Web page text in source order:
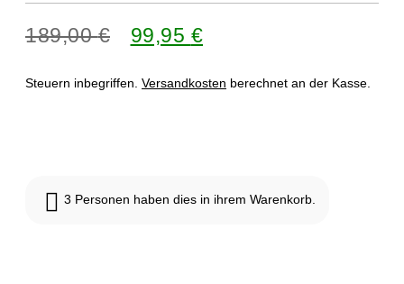
189,00€ 99,95 €
Steuern inbegriffen. Versandkosten berechnet an der Kasse.
3 Personen haben dies in ihrem Warenkorb.